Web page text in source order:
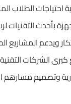
احتياجات
التقنيات
ويدعم المشاريع
الشركات
وتصميم